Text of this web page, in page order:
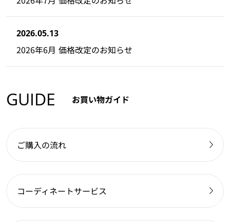
2026.05.13
2026年6月 価格改定のお知らせ
GUIDE お買い物ガイド
ご購入の流れ
コーディネートサービス